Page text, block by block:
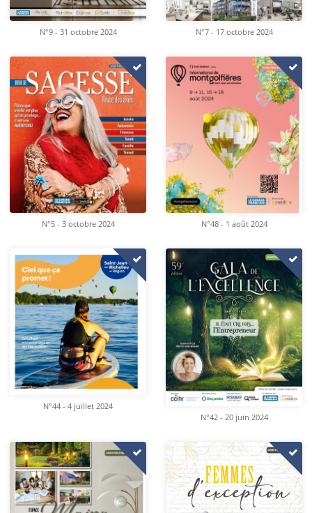
N°9 - 31 octobre 2024 N°7 - 17 octobre 2024
N°5 - 3 octobre 2024 N°48 - 1 août 2024
N°44 - 4 juillet 2024
N°42 - 20 juin 2024